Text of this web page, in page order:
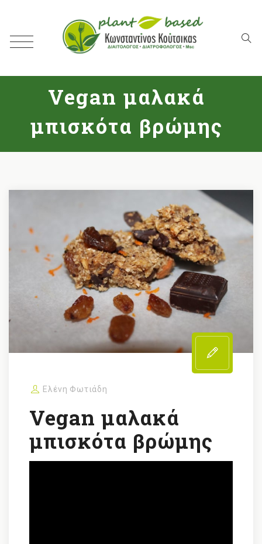
Vegan μαλακά
μπισκότα βρώμης
Ελένη Φωτιάδη
Vegan μαλακά
μπισκότα βρώμης